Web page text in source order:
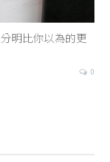
明比你以為的更
0